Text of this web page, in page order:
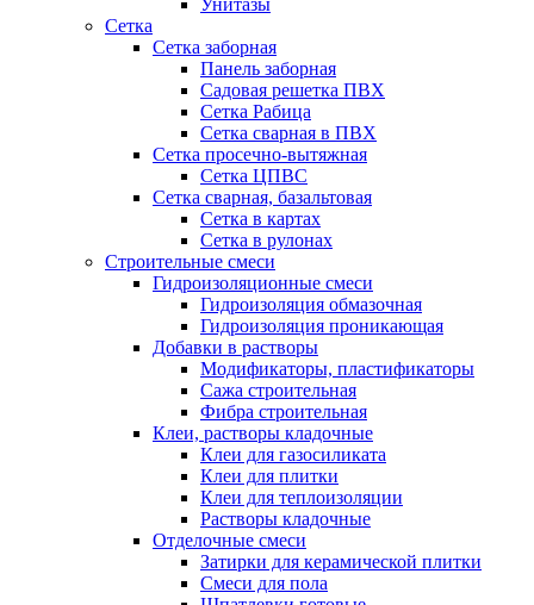
Унитазы
Сетка
Сетка заборная
Панель заборная
Садовая решетка ПВХ
Сетка Рабица
Сетка сварная в ПВХ
Сетка просечно-вытяжная
Сетка ЦПВС
Сетка сварная, базальтовая
Сетка в картах
Сетка в рулонах
Строительные смеси
Гидроизоляционные смеси
Гидроизоляция обмазочная
Гидроизоляция проникающая
Добавки в растворы
Модификаторы, пластификаторы
Сажа строительная
Фибра строительная
Клеи, растворы кладочные
Клеи для газосиликата
Клеи для плитки
Клеи для теплоизоляции
Растворы кладочные
Отделочные смеси
Затирки для керамической плитки
Смеси для пола